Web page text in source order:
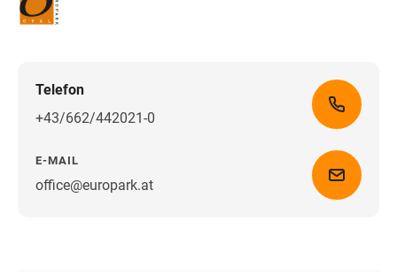
Telefon
+43/662/442021-0
E-MAIL
office@europark.atWegbeschreibung erhalten